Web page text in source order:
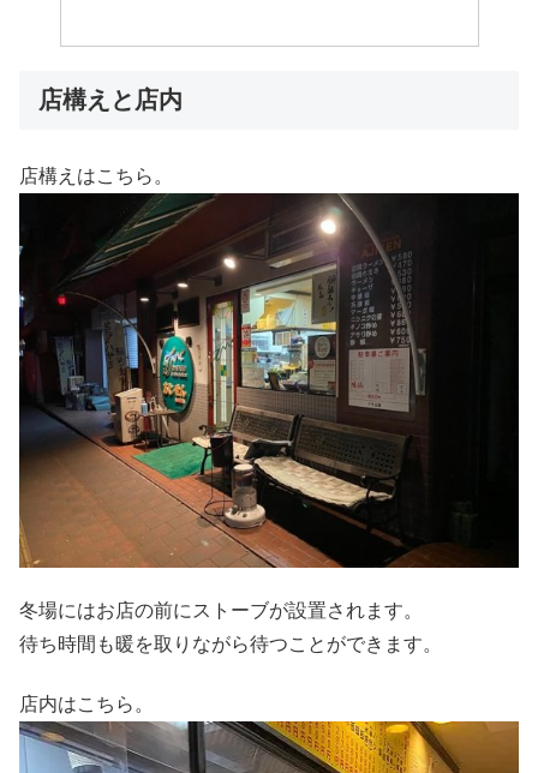
店構えと店内
店構えはこちら。
冬場にはお店の前にストーブが設置されます。
待ち時間も暖を取りながら待つことができます。
店内はこちら。